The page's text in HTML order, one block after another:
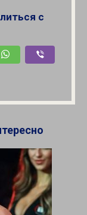
с